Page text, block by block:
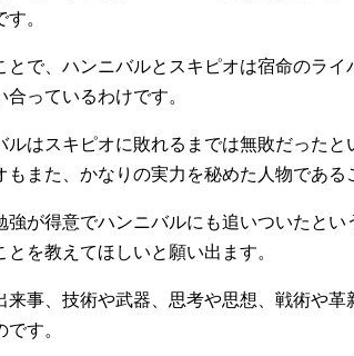
。
とで、ハンニバルとスキピオは宿命のラ
合っているわけです。
ルはスキピオに敗れるまでは無敗だった
もまた、かなりの実力を秘めた人物である
強が得意でハンニバルにも追いついたと
とを教えてほしいと願い出ます。
来事、技術や武器、思考や思想、戦術や
です。